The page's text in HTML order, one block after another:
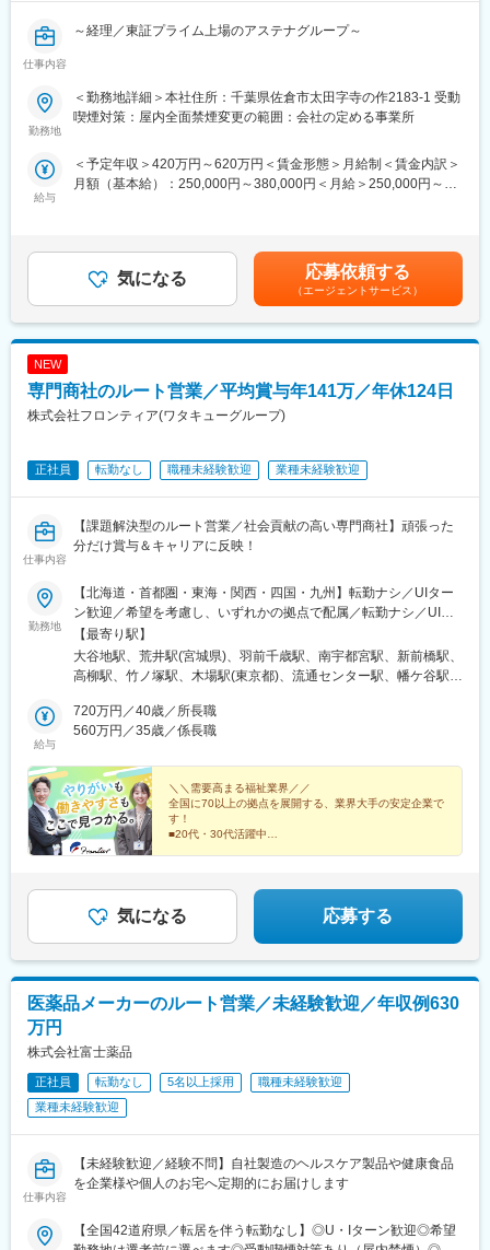
て、医療用医薬品、医療機器、検査試薬、介護用品、健康食品、
一般用医薬品などを卸売販売しています。約1000メーカー・35万
変更の範囲：会社の定める業務
などの業務を行います。
千葉大学：社員29名、パート11名
ブランクのある方も歓迎いたします。工程が明確なので、久しぶ
■ポジションの魅力：
して通常業務より早い対応を行った際に、看護師の方からお礼の
言葉をいただくと嬉しく感じます。急病の患者様の手術が発生
し、自身の担当業務が思うように進められない時もありますが、
心掛けています。時間帯によって忙しい時がありますが、担当メ
ありますし、お休みも取得しやすい環境です。
仕事内容
～経理／東証プライム上場のアステナグループ～
当社にて、経理業務全般をご担当いただきます 。
月次・四半期・年次決算の取り纏めを中心に、業績管理、会計ソ
【業務内容】
■生産管理システムを用いた原価集計、棚卸資産の締め、部門別費
用の集計 ■資金日繰り表作成、支払依頼、借入金依頼
■固定資産の取得・除却、減価償却費計上、投資進捗管理 など
■原価計算業務
現状2名体制
【魅力】
の裁量が大きく、実力次第でキャリアアップも可能です。
2020年7月1日よりアステナグループの医薬品製造工場として再出
発しました。持株会社であるアステナホールディングスを核とし
すべく新規事業への投資と育成にも取り組んおります。
岩城製薬佐倉工場株式会社は、アステナグループにおける医薬品
製造の主要工場として、治験薬製造から商業生産まで、医薬品に
関する様々な業務を受託しています。
幅広い剤形の医薬品製造が可能な設備・技術・ノウハウを有し、
から生産までワンストップで受託できる体制を整えています。
勤務地
＜勤務地詳細＞本社住所：千葉県佐倉市太田字寺の作2183-1 受動
喫煙対策：屋内全面禁煙変更の範囲：会社の定める事業所
給与
＜予定年収＞420万円～620万円＜賃金形態＞月給制＜賃金内訳＞
月額（基本給）：250,000円～380,000円＜月給＞250,000円～
給(月額)は固定手当を含めた表記です。
気になる 応募依頼する
（エージェントサービス）
NEW
専門商社のルート営業／平均賞与年141万／年休124日
株式会社フロンティア(ワタキューグループ)
正社員 転勤なし 職種未経験歓迎 業種未経験歓迎
仕事内容
【課題解決型のルート営業／社会貢献の高い専門商社】頑張った
分だけ賞与＆キャリアに反映！
勤務地
【北海道・首都圏・東海・関西・四国・九州】転勤ナシ／UIター
ン歓迎／希望を考慮し、いずれかの拠点で配属／転勤ナシ／UIタ
ーン歓迎！【北海道】札幌東営業所【宮城県】仙台東営業所【山
形県】山形営業所【栃木県】宇都宮営業所【群馬県】群馬営業所
【千葉県】柏営業所【東京都】足立営業所江東営業所大田営業所
営業所立川営業所八王子営業所【神奈川県】川崎東営業所川崎営
業所横浜北営業所横浜営業所横浜南営業所大和営業所相模原営業
吹田営業所大阪東営業所【奈良県】奈良営業所【兵庫県】神戸営
業所【徳島県】徳島営業所【福岡県】北九州営業所【大分県】大
分営業所
【最寄り駅】
大谷地駅、荒井駅(宮城県)、羽前千歳駅、南宇都宮駅、新前橋駅、
高柳駅、竹ノ塚駅、木場駅(東京都)、流通センター駅、幡ケ谷駅、
駅、泉体育館駅、北八王子駅、川崎大師駅、中野島駅、東山田
駅、阪東橋駅、港南台駅、鶴間駅、相模原駅、東海大学前駅、尼
センター駅、勝瑞駅、西小倉駅、賀来駅、大森海岸駅、笹塚駅、
大山駅(東京都)、府中本町駅、立飛駅、鈴木町駅、吉野町駅、南林
間駅、志賀本通駅、妙音通駅、吹田駅(東海道本線)、新加美駅、奈
良駅、アイランド北口駅、東門前駅、黄金町駅、清水駅(愛知県)、
桜駅(愛知県)、マリンパーク駅
給与
720万円／40歳／所長職
560万円／35歳／係長職
＼＼需要高まる福祉業界／／
全国に70以上の拠点を展開する、業界大手の安定企業で
す！
■20代・30代活躍中
気になる 応募する
医薬品メーカーのルート営業／未経験歓迎／年収例630
万円
株式会社富士薬品
正社員 転勤なし 5名以上採用
職種未経験歓迎
業種未経験歓迎
仕事内容
【未経験歓迎／経験不問】自社製造のヘルスケア製品や健康食品
を企業様や個人のお宅へ定期的にお届けします
【全国42道府県／転居を伴う転勤なし】◎U・Iターン歓迎◎希望